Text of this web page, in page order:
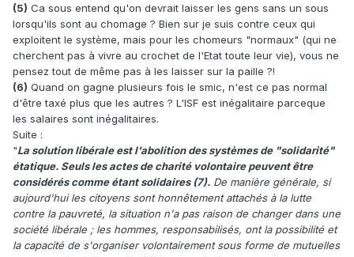
(5) Ca sous entend qu'on devrait laisser les gens sans un sous
lorsqu'ils sont au chomage ? Bien sur je suis contre ceux qui
exploitent le système, mais pour les chomeurs "normaux" (qui ne
cherchent pas à vivre au crochet de l'Etat toute leur vie), vous ne
pensez tout de même pas à les laisser sur la paille ?!
(6) Quand on gagne plusieurs fois le smic, n'est ce pas normal
d'être taxé plus que les autres ? L'ISF est inégalitaire parceque
les salaires sont inégalitaires.
Suite :
"La solution libérale est l'abolition des systèmes de "solidarité"
étatique. Seuls les actes de charité volontaire peuvent être
considérés comme étant solidaires (7). De manière générale, si
aujourd'hui les citoyens sont honnêtement attachés à la lutte
contre la pauvreté, la situation n'a pas raison de changer dans une
société libérale ; les hommes, responsabilisés, ont la possibilité et
la capacité de s'organiser volontairement sous forme de mutuelles